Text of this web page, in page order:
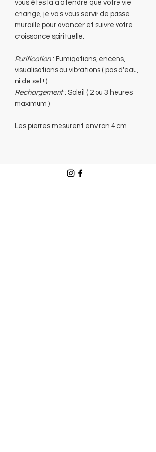
vous êtes là à atendre que votre vie
change, je vais vous servir de passe
muraille pour avancer et suivre votre
croissance spirituelle.
Purification : Fumigations, encens,
visualisations ou vibrations ( pas d'eau,
ni de sel ! )
Rechargement: Soleil ( 2 ou 3 heures
maximum )
Les pierres mesurent environ 4 cm